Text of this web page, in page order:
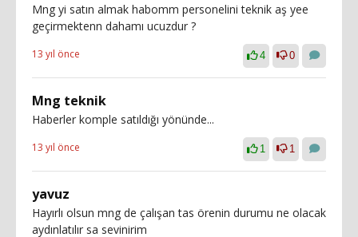
Mng yi satın almak habomm personelini teknik aş yee
geçirmektenn dahamı ucuzdur ?
13 yıl önce 4 0
Mng teknik
Haberler komple satıldığı yönünde...
13 yıl önce 1 1
yavuz
Hayırlı olsun mng de çalışan tas örenin durumu ne olacak
aydınlatılır sa sevinirim